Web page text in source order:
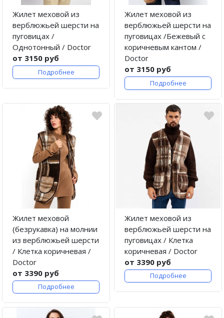
Жилет меховой из
верблюжьей шерсти на
пуговицах /
Однотонный / Doctor
от 3150 руб
Подробнее
Жилет меховой из
верблюжьей шерсти на
пуговицах /Бежевый с
коричневым кантом /
Doctor
от 3150 руб
Подробнее
Жилет меховой
(безрукавка) на молнии
из верблюжьей шерсти
/ Клетка коричневая /
Doctor
от 3390 руб
Подробнее
Жилет меховой из
верблюжьей шерсти на
пуговицах / Клетка
коричневая / Doctor
от 3390 руб
Подробнее